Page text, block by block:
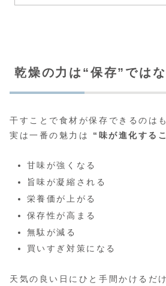
乾燥の力は“保存”では
干すことで食材が保存できるのは
実は一番の魅力は “味が進化する
甘味が強くなる
旨味が凝縮される
栄養価が上がる
保存性が高まる
無駄が減る
買いすぎ対策になる
天気の良い日にひと手間かけるだけ